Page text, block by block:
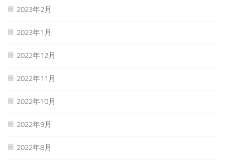
2023年2月
2023年1月
2022年12月
2022年11月
2022年10月
2022年9月
2022年8月